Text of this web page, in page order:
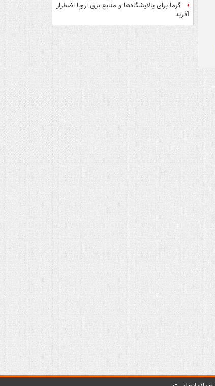
گرما برای پالایشگاه‌ها و منابع برق اروپا اضطرار
آفرید